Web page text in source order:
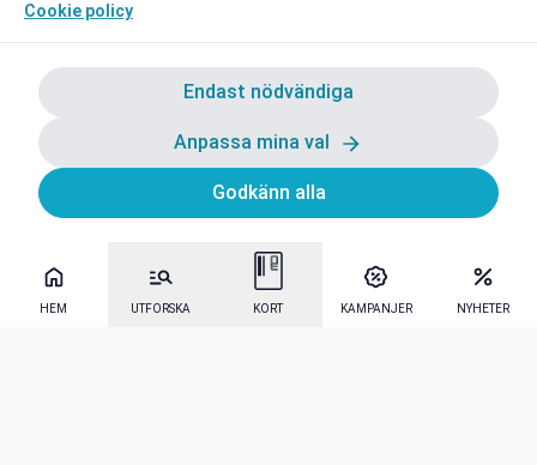
HEM UTFORSKA KORT KAMPANJER NYHETER
Cookie policy
Endast nödvändiga
Anpassa mina val
Godkänn alla